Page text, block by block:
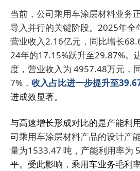
当前，公司乘用车涂层材料业务
导入并行的关键阶段。2025年全
营业收入2.16亿元，同比增长
24年的17.15%跃升至29.87%。
度，营业收入为 4957.48万元，
7%， 收入占比进一步提升至
进成效显著。
与高速增长形成对比的是产能利用
司乘用车涂层材料产品的设计产
量为1533.47 吨，产能利用率为
平。 受此影响，乘用车业务毛利